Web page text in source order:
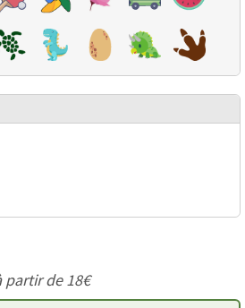
partir de18€